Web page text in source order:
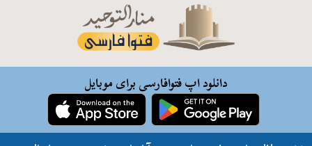
دانلود اپ فتوافارسی برای موبایل